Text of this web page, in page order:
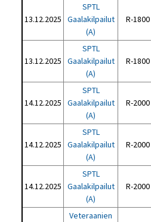
13.12.2025
SPTL
Gaalakilpailut
(A)
R-1800
13.12.2025
SPTL
Gaalakilpailut
(A)
R-1800
14.12.2025
SPTL
Gaalakilpailut
(A)
R-2000
14.12.2025
SPTL
Gaalakilpailut
(A)
R-2000
14.12.2025
SPTL
Gaalakilpailut
(A)
R-2000
Veteraanien